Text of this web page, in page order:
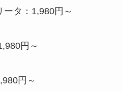
ータ：1,980円～
円～
円～